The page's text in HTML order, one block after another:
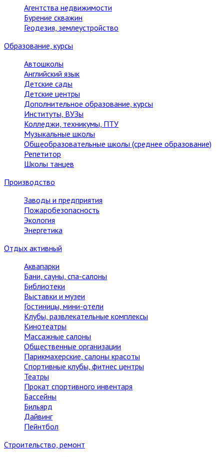
Агентства недвижимости
Бурение скважин
Геодезия, землеустройство
Образование, курсы
Автошколы
Английский язык
Детские сады
Детские центры
Дополнительное образование, курсы
Институты, ВУЗы
Колледжи, техникумы, ПТУ
Музыкальные школы
Общеобразовательные школы (среднее образование)
Репетитор
Школы танцев
Производство
Заводы и предприятия
Пожаробезопасность
Экология
Энергетика
Отдых активный
Аквапарки
Бани, сауны, спа-салоны
Библиотеки
Выставки и музеи
Гостиницы, мини-отели
Клубы, развлекательные комплексы
Кинотеатры
Массажные салоны
Общественные организации
Парикмахерские, салоны красоты
Спортивные клубы, фитнес центры
Театры
Прокат спортивного инвентаря
Бассейны
Бильярд
Дайвинг
Пейнтбол
Строительство, ремонт